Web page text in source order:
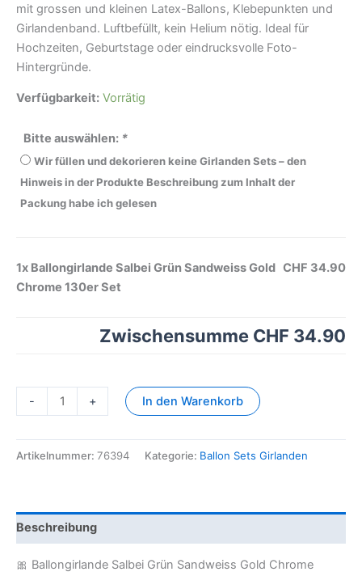
mit grossen und kleinen Latex-Ballons, Klebepunkten und
Girlandenband. Luftbefüllt, kein Helium nötig. Ideal für
Hochzeiten, Geburtstage oder eindrucksvolle Foto-
Hintergründe.
Verfügbarkeit: Vorrätig
Bitte auswählen: *
Wir füllen und dekorieren keine Girlanden Sets – den
Hinweis in der Produkte Beschreibung zum Inhalt der
Packung habe ich gelesen
1x Ballongirlande Salbei Grün Sandweiss Gold
Chrome 130er Set
CHF 34.90
Zwischensumme CHF 34.90
- + In den Warenkorb
Artikelnummer: 76394 Kategorie: Ballon Sets Girlanden
Beschreibung
🎀 Ballongirlande Salbei Grün Sandweiss Gold Chrome